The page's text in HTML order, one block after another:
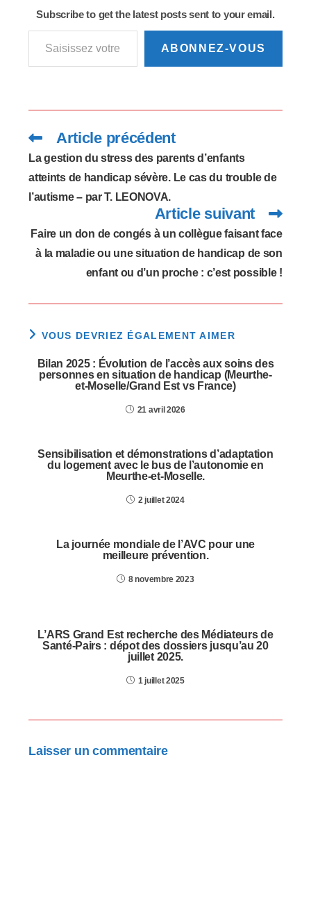
les personnes
handicapées. 17
janvier 2019 • Par
Subscribe to get the latest posts sent to your email.
Saisissez votre adresse e-mail…
ABONNEZ-VOUS
Read
more
articles
Article précédent
La gestion du stress des parents d’enfants
atteints de handicap sévère. Le cas du trouble de
l’autisme – par T. LEONOVA.
Article suivant
Faire un don de congés à un collègue faisant face
à la maladie ou une situation de handicap de son
enfant ou d’un proche : c’est possible !
VOUS DEVRIEZ ÉGALEMENT AIMER
Bilan 2025 : Évolution de l’accès aux soins des
personnes en situation de handicap (Meurthe-
et-Moselle/Grand Est vs France)
21 avril 2026
Sensibilisation et démonstrations d’adaptation
du logement avec le bus de l’autonomie en
Meurthe-et-Moselle.
2 juillet 2024
La journée mondiale de l’AVC pour une
meilleure prévention.
8 novembre 2023
L’ARS Grand Est recherche des Médiateurs de
Santé-Pairs : dépot des dossiers jusqu’au 20
juillet 2025.
1 juillet 2025
Laisser un commentaire